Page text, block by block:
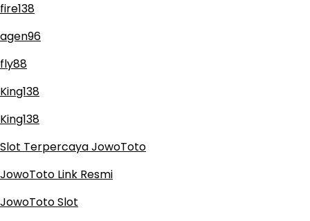
fire138
agen96
fly88
King138
King138
Slot Terpercaya JowoToto
JowoToto Link Resmi
JowoToto Slot